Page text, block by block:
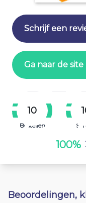
Schrijf een
Ga naar de site
10
Bestellen
100%
Beoordelingen,